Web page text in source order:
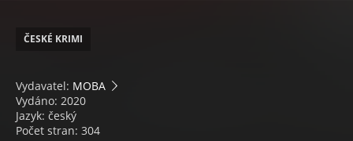
ČESKÉ KRIMI
Vydavatel: MOBA
Vydáno: 2020
Jazyk: český
Počet stran: 304